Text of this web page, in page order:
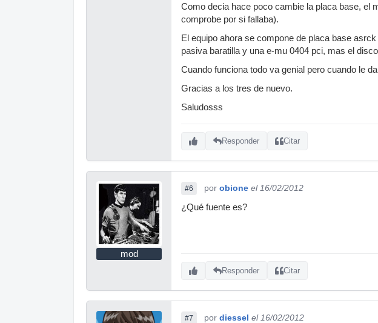
Como decia hace poco cambie la placa base, el
comprobe por si fallaba).
El equipo ahora se compone de placa base
pasiva baratilla y una e-mu 0404 pci, mas el
Cuando funciona todo va genial pero cuando le
Gracias a los tres de nuevo.
Saludosss
Responder Citar
mod
#6 por obione el 16/02/2012
¿Qué fuente es?
Responder Citar
#7 por diessel el 16/02/2012